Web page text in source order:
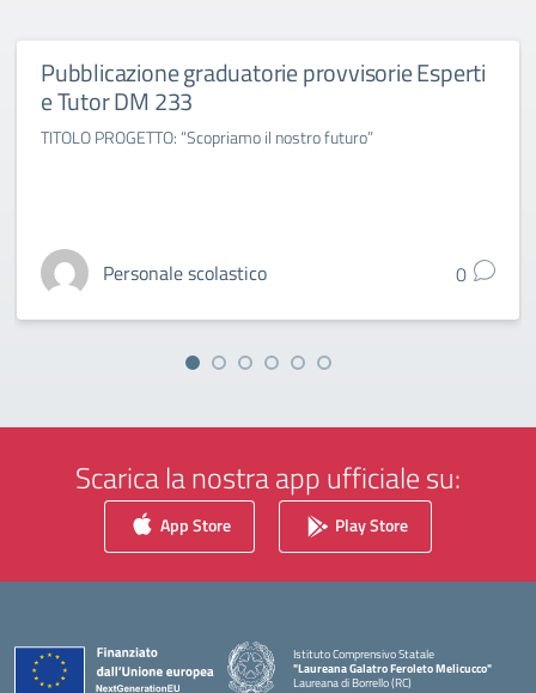
Pubblicazione graduatorie provvisorie Esperti
e Tutor DM 233
TITOLO PROGETTO: “Scopriamo il nostro futuro”
Personale scolastico 0
Scarica la nostra app ufficiale su:
App Store Play Store
Istituto Comprensivo Statale
"Laureana Galatro Feroleto Melicucco"
Laureana di Borrello (RC)